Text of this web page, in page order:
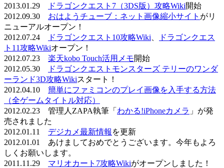
2013.01.29
ドラゴンクエスト7（3DS版）攻略Wiki開始
2012.09.30 おはようチューブ：ネット画像縮小サイト がリ
ニューアルオープン！
2012.07.24
ドラゴンクエスト10攻略Wiki
ドラゴンクエス
ト11攻略Wikiオープン！
2012.07.23 楽天kobo Touch活用メモ開始
2012.05.30
ドラゴンクエストモンスターズ テリーのワンダ
ーランド3D攻略Wikiスタート！
2012.04.10 簡単にファミコンのプレイ画像を入手する方法
（全ゲームタイトル対応）
2012.02.23 管理人ZAPA執筆「 わかる!iPhoneカメラ 」が発
売されました
2012.01.11 デジカメ最新情報 を更新
2012.01.01 あけましておめでとうございます。今年もよろ
しくお願いします。
2011.11.29 マリオカート7攻略Wikiがオープンしました！